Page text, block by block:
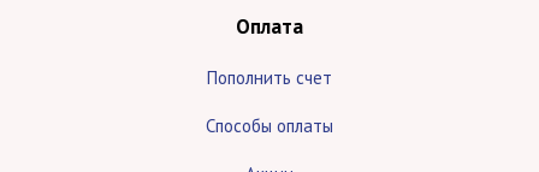
Оплата
Пополнить счет
Способы оплаты